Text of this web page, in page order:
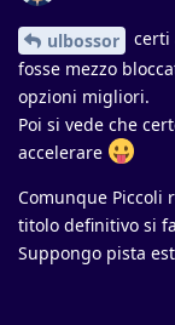
ulbossor
certi
fosse mezzo
opzioni migliori.
Poi si vede che
accelerare
Comunque Piccoli
titolo definitivo si
Suppongo pista